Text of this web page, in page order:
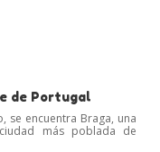
de Portugal
se encuentra Braga, una
más poblada de